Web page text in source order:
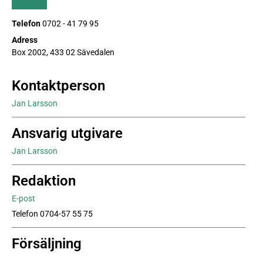
Telefon0702 - 41 79 95
Adress
Box 2002, 433 02 Sävedalen
Kontaktperson
Jan Larsson
Ansvarig utgivare
Jan Larsson
Redaktion
E-post
Telefon 0704-57 55 75
Försäljning